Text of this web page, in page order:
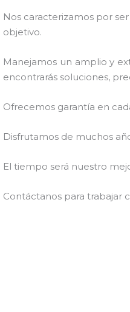
Nos caracterizamos por
objetivo.
Manejamos un amplio y
encontrarás soluciones,
Ofrecemos garantía en
Disfrutamos de muchos
El tiempo será nuestro
Contáctanos para trabajar